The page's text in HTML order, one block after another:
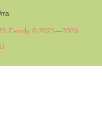
Family © 2021—2026